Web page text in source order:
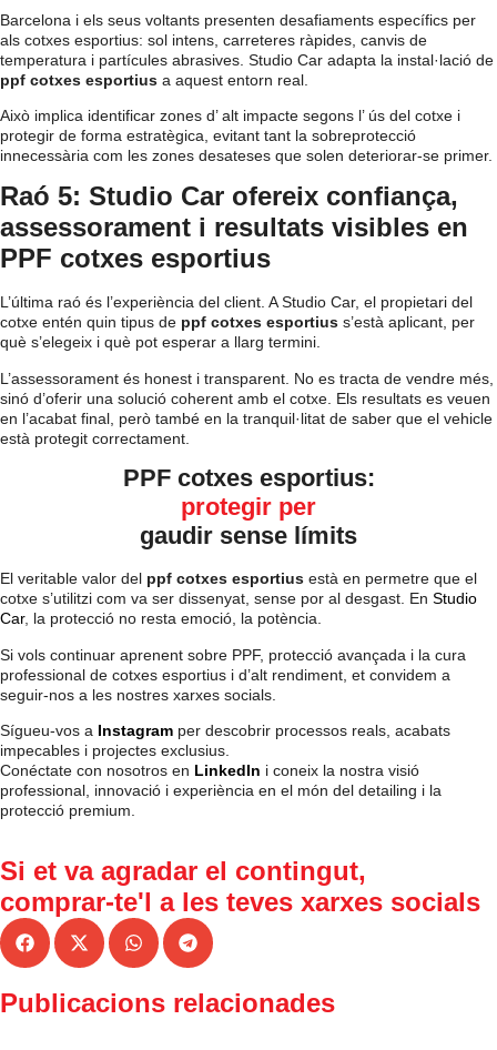
Barcelona i els seus voltants presenten desafiaments específics per
als cotxes esportius: sol intens, carreteres ràpides, canvis de
temperatura i partícules abrasives. Studio Car adapta la instal·lació de
ppf cotxes esportius a aquest entorn real.
Això implica identificar zones d’ alt impacte segons l’ ús del cotxe i
protegir de forma estratègica, evitant tant la sobreprotecció
innecessària com les zones desateses que solen deteriorar-se primer.
Raó 5: Studio Car ofereix confiança,
assessorament i resultats visibles en
PPF cotxes esportius
L’última raó és l’experiència del client. A Studio Car, el propietari del
cotxe entén quin tipus de ppf cotxes esportius s’està aplicant, per
què s’elegeix i què pot esperar a llarg termini.
L’assessorament és honest i transparent. No es tracta de vendre més,
sinó d’oferir una solució coherent amb el cotxe. Els resultats es veuen
en l’acabat final, però també en la tranquil·litat de saber que el vehicle
està protegit correctament.
PPF cotxes esportius:
protegir per
gaudir sense límits
El veritable valor del ppf cotxes esportius està en permetre que el
cotxe s’utilitzi com va ser dissenyat, sense por al desgast. En Studio
Car, la protecció no resta emoció, la potència.
Si vols continuar aprenent sobre PPF, protecció avançada i la cura
professional de cotxes esportius i d’alt rendiment, et convidem a
seguir-nos a les nostres xarxes socials.
Sígueu-vos a Instagram per descobrir processos reals, acabats
impecables i projectes exclusius.
Conéctate con nosotros en LinkedIn i coneix la nostra visió
professional, innovació i experiència en el món del detailing i la
protecció premium.
Si et va agradar el contingut,
comprar-te'l ales teves xarxes socials
Publicacions relacionades